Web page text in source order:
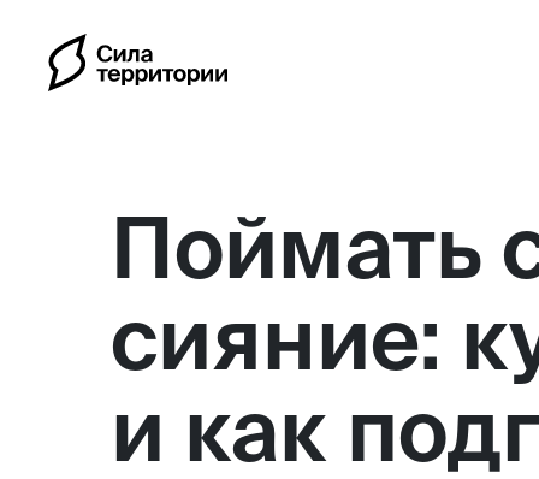
Календарь
Индивидуальные
Поймать
сияние:
и как